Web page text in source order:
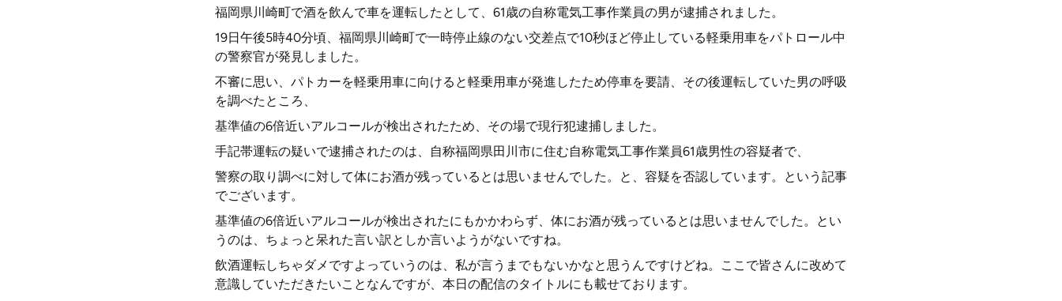
福岡県川崎町で酒を飲んで車を運転したとして、61歳の自称電気工事作業員の男が逮捕されました。
19日午後5時40分頃、福岡県川崎町で一時停止線のない交差点で10秒ほど停止している軽乗用車をパトロール中
の警察官が発見しました。
不審に思い、パトカーを軽乗用車に向けると軽乗用車が発進したため停車を要請、その後運転していた男の呼吸
を調べたところ、
基準値の6倍近いアルコールが検出されたため、その場で現行犯逮捕しました。
手記帯運転の疑いで逮捕されたのは、自称福岡県田川市に住む自称電気工事作業員61歳男性の容疑者で、
警察の取り調べに対して体にお酒が残っているとは思いませんでした。と、容疑を否認しています。という記事
でございます。
基準値の6倍近いアルコールが検出されたにもかかわらず、体にお酒が残っているとは思いませんでした。とい
うのは、ちょっと呆れた言い訳としか言いようがないですね。
飲酒運転しちゃダメですよっていうのは、私が言うまでもないかなと思うんですけどね。ここで皆さんに改めて
意識していただきたいことなんですが、本日の配信のタイトルにも載せております。